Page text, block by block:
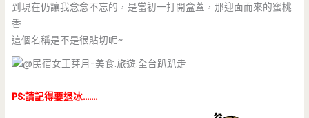
到現在仍讓我念念不忘的，是當初一打開盒蓋，那迎面而來的蜜桃
香
這個名稱是不是很貼切呢~
PS:請記得要退冰…….